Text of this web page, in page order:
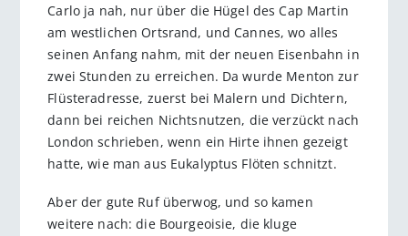
Carlo ja nah, nur über die Hügel des Cap Martin
am westlichen Ortsrand, und Cannes, wo alles
seinen Anfang nahm, mit der neuen Eisenbahn in
zwei Stunden zu erreichen. Da wurde Menton zur
Flüsteradresse, zuerst bei Malern und Dichtern,
dann bei reichen Nichtsnutzen, die verzückt nach
London schrieben, wenn ein Hirte ihnen gezeigt
hatte, wie man aus Eukalyptus Flöten schnitzt.
Aber der gute Ruf überwog, und so kamen
weitere nach: die Bourgeoisie, die kluge